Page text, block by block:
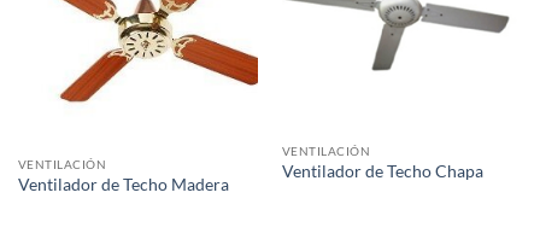
VENTILACIÓN
Ventilador de Techo Madera
VENTILACIÓN
Ventilador de Techo Chapa